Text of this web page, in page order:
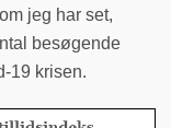
jeg har set,
besøgende
19 krisen.